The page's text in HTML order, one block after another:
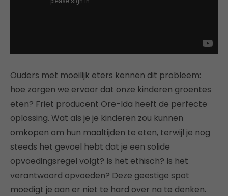
Ouders met moeilijk eters kennen dit probleem:
hoe zorgen we ervoor dat onze kinderen groentes
eten? Friet producent Ore-Ida heeft de perfecte
oplossing. Wat als je je kinderen zou kunnen
omkopen om hun maaltijden te eten, terwijl je nog
steeds het gevoel hebt dat je een solide
opvoedingsregel volgt? Is het ethisch? Is het
verantwoord opvoeden? Deze geestige spot
moedigt je aan er niet te hard over na te denken.